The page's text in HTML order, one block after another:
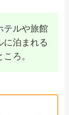
テルや旅館
に泊まれる
ろ。